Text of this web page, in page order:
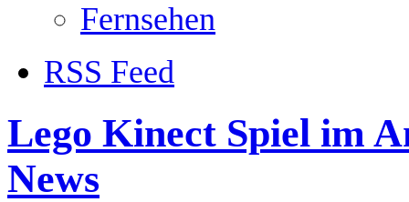
Fernsehen
RSS Feed
Lego Kinect Spiel im
News